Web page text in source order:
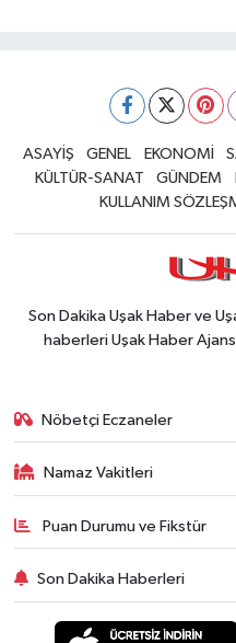
ASAYİŞ GENEL EKONOMİ
KÜLTÜR-SANAT
GÜNDEM
KULLANIM
Son Dakika Uşak Haber ve
haberleri Uşak Haber
Nöbetçi Eczaneler
Namaz Vakitleri
Puan Durumu ve Fikstür
Son Dakika Haberleri